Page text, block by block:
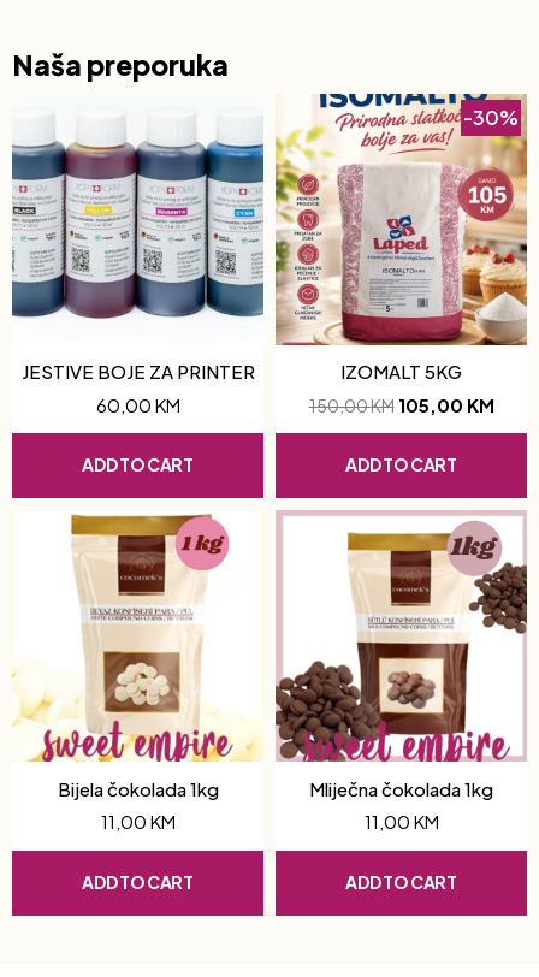
Naša preporuka
JESTIVE BOJE ZA PRINTER
60,00 KM
ADD TO CART
-30%
IZOMALT 5KG
150,00KM 105,00 KM
ADD TO CART
Bijela čokolada 1kg
11,00 KM
ADD TO CART
Mliječna čokolada 1kg
11,00 KM
ADD TO CART